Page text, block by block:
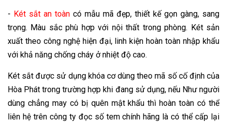
- Két sắt an toàn có mẫu mã đẹp, thiết kế gọn gàng, sang
trọng. Màu sắc phù hợp với nội thất trong phòng. Két sản
xuất theo công nghệ hiện đại, linh kiện hoàn toàn nhập khẩu
với khả năng chống cháy ở nhiệt độ cao.
Két sắt được sử dụng khóa cơ dùng theo mã số cố định của
Hòa Phát trong trường hợp khi đang sử dụng, nếu Như người
dùng chẳng may có bị quên mật khẩu thì hoàn toàn có thể
liên hệ trên công ty đọc số tem chính hãng là có thể cấp lại